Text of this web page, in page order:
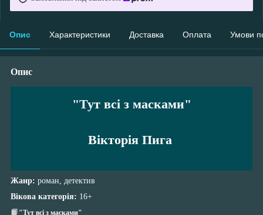
Опис Характеристики Доставка Оплата Умови
Опис
"Тут всі з масками"
Вікторія Пига
Жанр: роман, детектив
Вікова категорія: 16+
📙 "Тут всі з масками"